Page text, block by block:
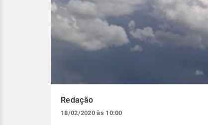
Redação
18/02/2020 às 10:00